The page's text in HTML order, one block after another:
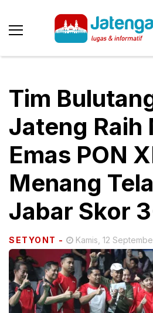
Tim
Jateng Raih
Emas PON
Menang
Jabar Skor
SETYONT - Kamis, 12